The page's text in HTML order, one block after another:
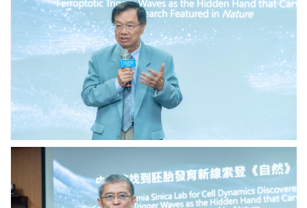
致
中
研
院
提
供
中
分
子